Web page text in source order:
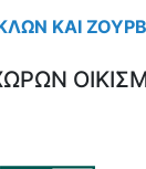
ΚΑΙ